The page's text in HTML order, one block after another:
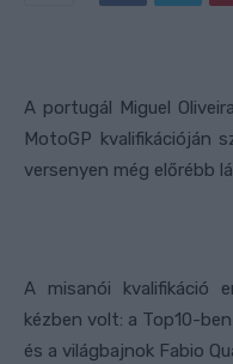
A portugál Miguel
MotoGP kvalifikációján
versenyen még előrébb
A misanói kvalifikáció
kézben volt: a Top10-
és a világbajnok Fabio